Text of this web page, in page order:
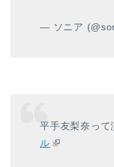
— ソニア
平手友梨奈って
ル